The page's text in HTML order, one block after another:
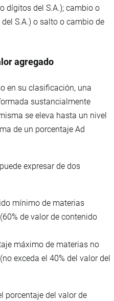
dígitos del S.A.); cambio o
S.A.) o salto o cambio de
agregado
en su clasificación, una
sustancialmente
se eleva hasta un nivel
de un porcentaje Ad
expresar de dos
mínimo de materias
de valor de contenido
máximo de materias no
exceda el 40% del valor del
porcentaje del valor de